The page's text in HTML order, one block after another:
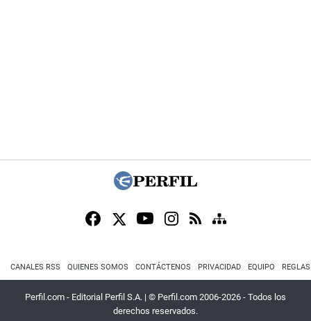
CANALES RSS QUIENES SOMOS CONTÁCTENOS PRIVACIDAD EQUIPO
Perfil.com - Editorial Perfil S.A. | © Perfil.com 2006-2026 - Todos los
derechos reservados.